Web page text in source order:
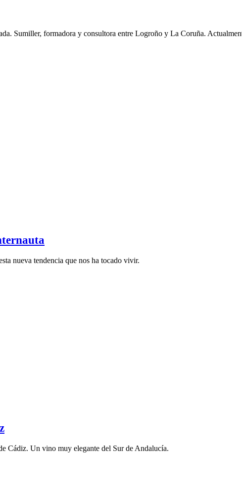
Sumiller, formadora y consultora entre Logroño y La Coruña.
nueva tendencia que nos ha tocado vivir.
Cádiz. Un vino muy elegante del Sur de Andalucía.